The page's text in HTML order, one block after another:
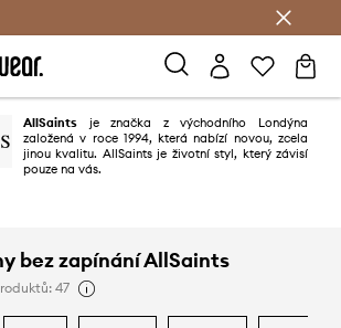
AllSaints je značka z východního Londýna
založená v roce 1994, která nabízí novou, zcela
jinou kvalitu. AllSaints je životní styl, který závisí
pouze na vás.
bez zapínání AllSaints
47